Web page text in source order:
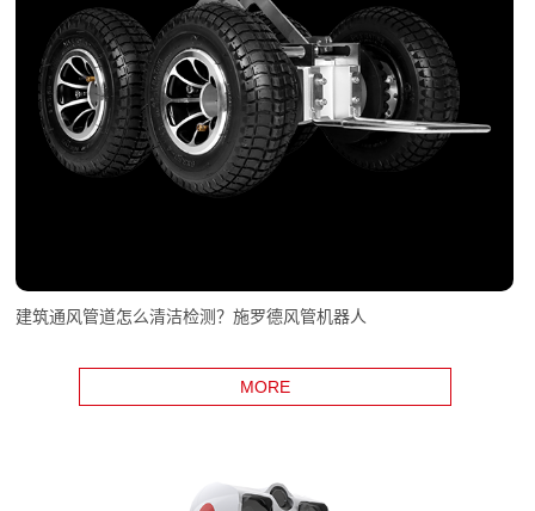
建筑通风管道怎么清洁检测？施罗德风管机器人
MORE